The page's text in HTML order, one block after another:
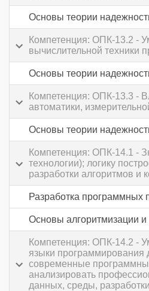
Компетенция: ОПК-13.2 -
вычислительной техники
Компетенция: ОПК-13.3 -
автоматики,
Компетенция: ОПК-14.1 -
технологии); логику
разработки алгоритмов
Разработка программных
Основы алгоритмизации
Компетенция: ОПК-14.2 -
языки программирования
современные
анализировать
данных, среды,